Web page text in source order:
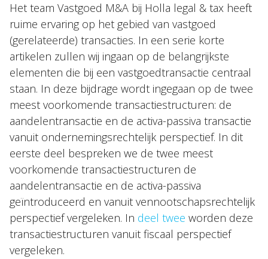
Het team Vastgoed M&A bij Holla legal & tax heeft
ruime ervaring op het gebied van vastgoed
(gerelateerde) transacties. In een serie korte
artikelen zullen wij ingaan op de belangrijkste
elementen die bij een vastgoedtransactie centraal
staan. In deze bijdrage wordt ingegaan op de twee
meest voorkomende transactiestructuren: de
aandelentransactie en de activa-passiva transactie
vanuit ondernemingsrechtelijk perspectief. In dit
eerste deel bespreken we de twee meest
voorkomende transactiestructuren de
aandelentransactie en de activa-passiva
geïntroduceerd en vanuit vennootschapsrechtelijk
perspectief vergeleken. In deel twee worden deze
transactiestructuren vanuit fiscaal perspectief
vergeleken.